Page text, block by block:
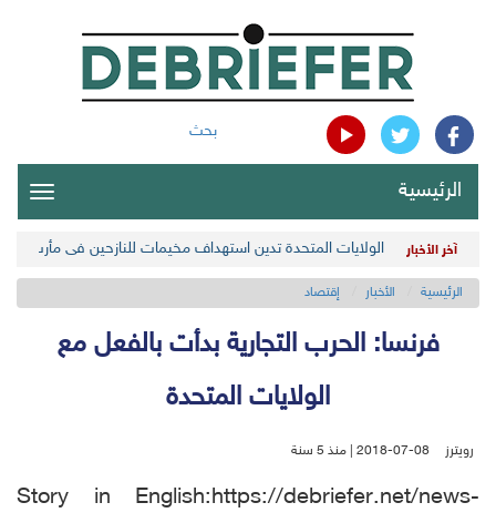
بحث
الرئيسية
آخر الأخبار الولايات المتحدة تدين استهداف مخيمات للنازحين في مأرب
الرئيسية الأخبار إقتصاد
فرنسا: الحرب التجارية بدأت بالفعل مع
الولايات المتحدة
رويترز 2018-07-08 | منذ 5 سنة
Story in English:https://debriefer.net/news-